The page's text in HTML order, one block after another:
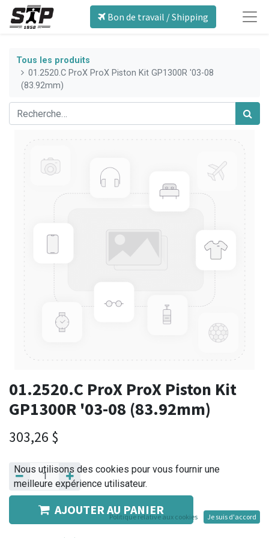
Bon de travail / Shipping
Tous les produits
01.2520.C ProX ProX Piston Kit GP1300R '03-08
(83.92mm)
01.2520.C ProX ProX Piston Kit
GP1300R '03-08 (83.92mm)
303,26 $
AJOUTER AU PANIER
Nous utilisons des cookies pour vous fournir une
meilleure expérience utilisateur.
Politique relative aux cookies Je suis d'accord